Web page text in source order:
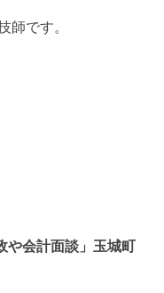
師です。
や会計面談」玉城町